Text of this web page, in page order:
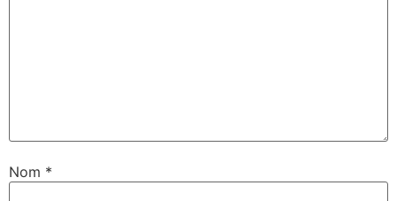
Nom *